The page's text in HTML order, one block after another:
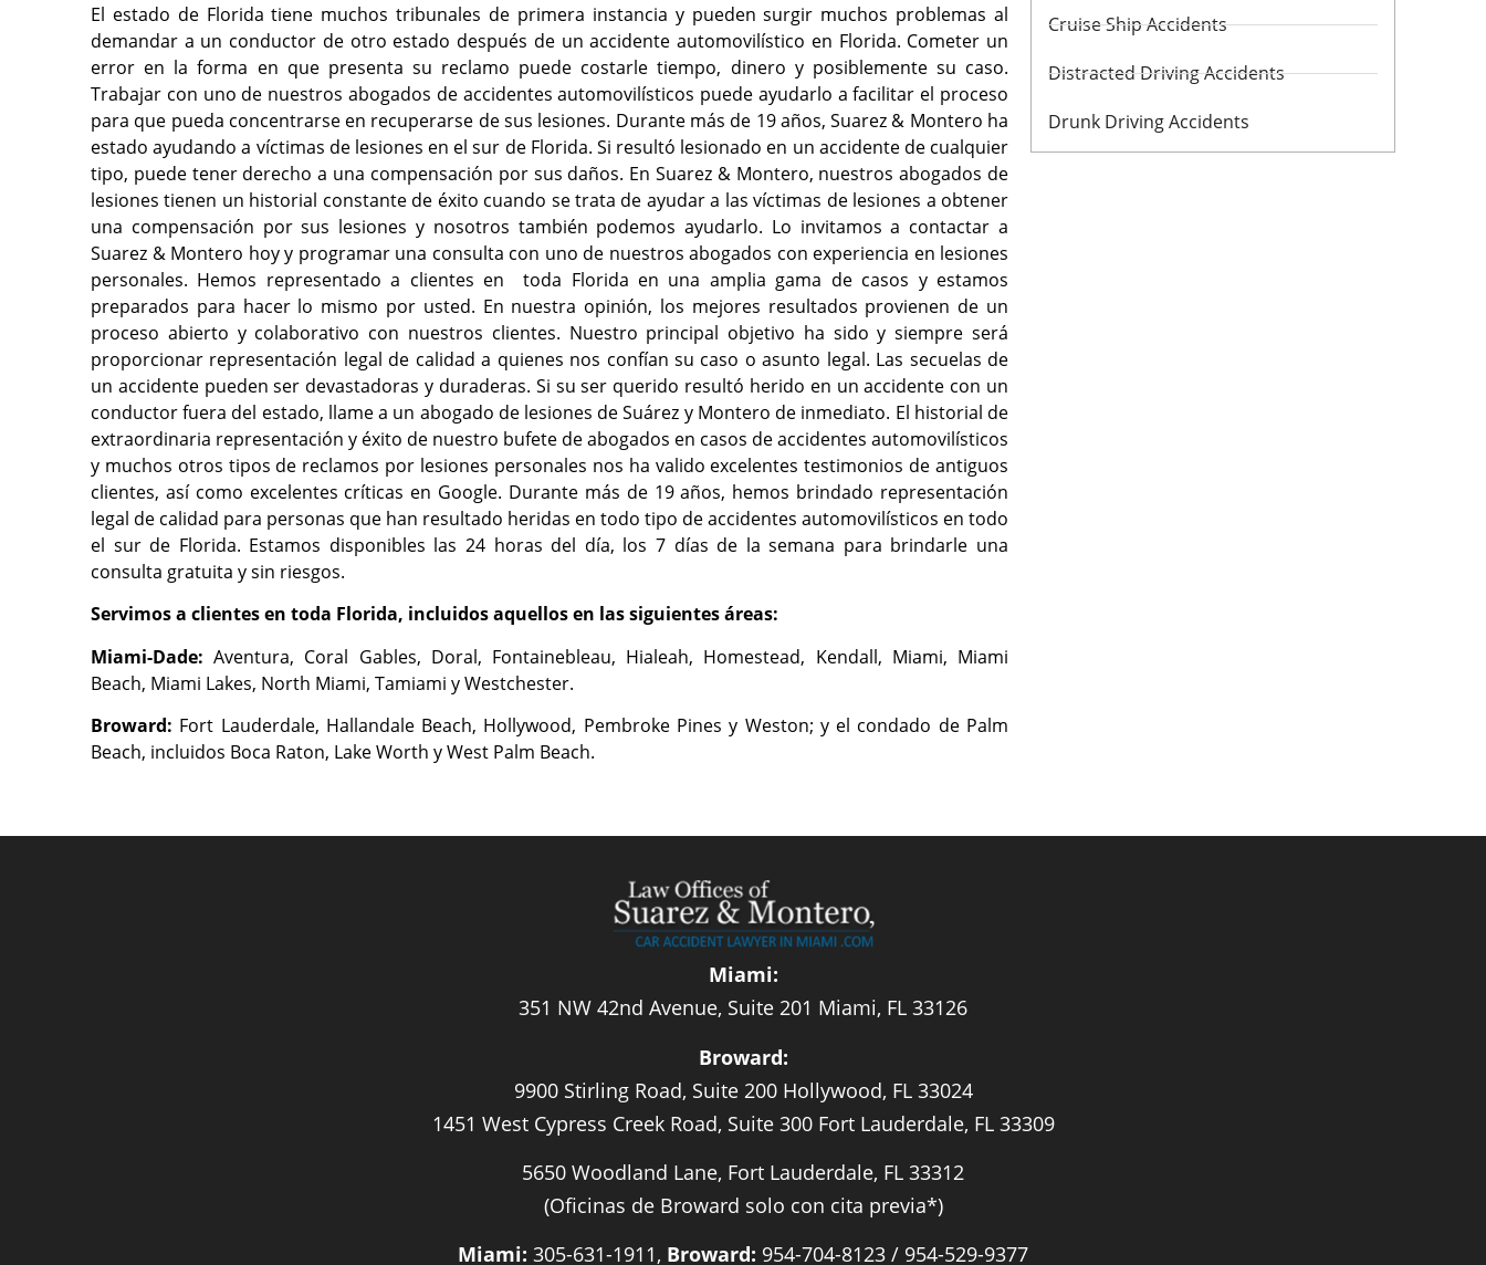
El estado de Florida tiene muchos tribunales de primera instancia y pueden surgir muchos problemas al
demandar a un conductor de otro estado después de un accidente automovilístico en Florida. Cometer un
error en la forma en que presenta su reclamo puede costarle tiempo, dinero y posiblemente su caso.
Trabajar con uno de nuestros abogados de accidentes automovilísticos puede ayudarlo a facilitar el proceso
para que pueda concentrarse en recuperarse de sus lesiones. Durante más de 19 años, Suarez & Montero ha
estado ayudando a víctimas de lesiones en el sur de Florida. Si resultó lesionado en un accidente de cualquier
tipo, puede tener derecho a una compensación por sus daños. En Suarez & Montero, nuestros abogados de
lesiones tienen un historial constante de éxito cuando se trata de ayudar a las víctimas de lesiones a obtener
una compensación por sus lesiones y nosotros también podemos ayudarlo. Lo invitamos a contactar a
Suarez & Montero hoy y programar una consulta con uno de nuestros abogados con experiencia en lesiones
personales. Hemos representado a clientes en toda Florida en una amplia gama de casos y estamos
preparados para hacer lo mismo por usted. En nuestra opinión, los mejores resultados provienen de un
proceso abierto y colaborativo con nuestros clientes. Nuestro principal objetivo ha sido y siempre será
proporcionar representación legal de calidad a quienes nos confían su caso o asunto legal. Las secuelas de
un accidente pueden ser devastadoras y duraderas. Si su ser querido resultó herido en un accidente con un
conductor fuera del estado, llame a un abogado de lesiones de Suárez y Montero de inmediato. El historial de
extraordinaria representación y éxito de nuestro bufete de abogados en casos de accidentes automovilísticos
y muchos otros tipos de reclamos por lesiones personales nos ha valido excelentes testimonios de antiguos
clientes, así como excelentes críticas en Google. Durante más de 19 años, hemos brindado representación
legal de calidad para personas que han resultado heridas en todo tipo de accidentes automovilísticos en todo
el sur de Florida. Estamos disponibles las 24 horas del día, los 7 días de la semana para brindarle una
consulta gratuita y sin riesgos.
Servimos a clientes en toda Florida, incluidos aquellos en las siguientes áreas:
Miami-Dade: Aventura, Coral Gables, Doral, Fontainebleau, Hialeah, Homestead, Kendall, Miami, Miami
Beach, Miami Lakes, North Miami, Tamiami y Westchester.
Broward: Fort Lauderdale, Hallandale Beach, Hollywood, Pembroke Pines y Weston; y el condado de Palm
Beach, incluidos Boca Raton, Lake Worth y West Palm Beach.
Cruise Ship Accidents
Distracted Driving Accidents
Drunk Driving Accidents
Miami:
351 NW 42nd Avenue, Suite 201 Miami, FL 33126
Broward:
9900 Stirling Road, Suite 200 Hollywood, FL 33024
1451 West Cypress Creek Road, Suite 300 Fort Lauderdale, FL 33309
5650 Woodland Lane, Fort Lauderdale, FL 33312
(Oficinas de Broward solo con cita previa*)
Miami: 305-631-1911, Broward: 954-704-8123 / 954-529-9377